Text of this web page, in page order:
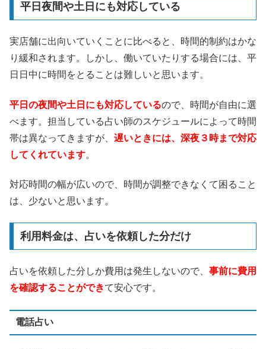
平日夜間や土日にも対応している
実店舗に出向いていくことに比べると、時間的制約はかな
り緩和されます。しかし、働いていたりする場合には、平
日日中に時間をとることは難しいと思います。
平日の夜間や土日にも対応しているので、時間が自由に選
べます。担当している占い師のスケジュールによって時間
帯は異なってきますが、 遅いときには、深夜３時まで対応
してくれています。
対応時間の幅が広いので、時間が調整できなくて困ること
は、少ないと思います。
利用料金は、占いを依頼した分だけ
占いを依頼した分しか費用は発生しないので、 事前に費用
を確認することができて安心です。
電話占い